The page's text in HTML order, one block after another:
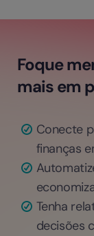
Foque
mais em
Conecte
finanças
Tenha
decisões